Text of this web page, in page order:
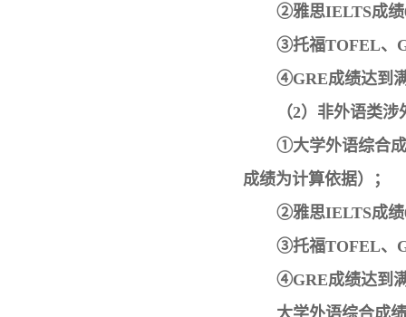
②雅思IELTS成绩
③托福TOFEL、
④GRE成绩达到
（2）非外语类
①大学外语综合
成绩为计算依据）；
②雅思IELTS成绩
③托福TOFEL、
④GRE成绩达到
大学外语综合成